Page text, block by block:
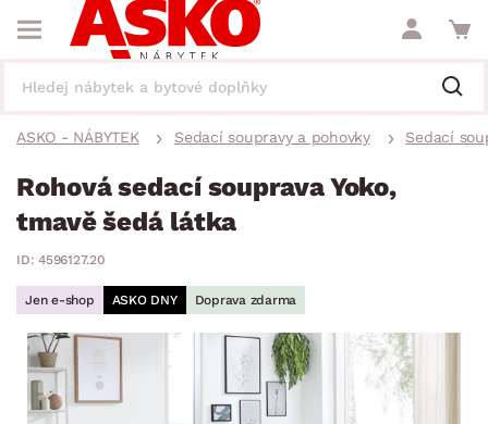
ASKO - NÁBYTEK Sedací soupravy a pohovky Sedací
Rohová sedací souprava Yoko,
tmavě šedá látka
ID: 4596127.20
Jen e-shop ASKO DNY Doprava zdarma